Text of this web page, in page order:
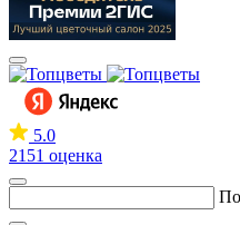
5.0
2151 оценка